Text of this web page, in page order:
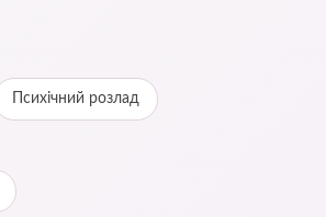
Психічний розлад